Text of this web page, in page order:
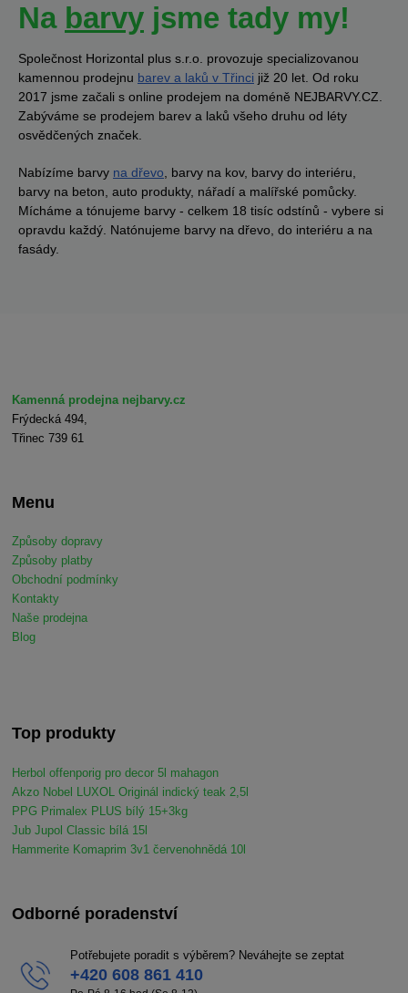
Na barvy jsme tady my!
Společnost Horizontal plus s.r.o. provozuje specializovanou
kamennou prodejnu barev a laků v Třinci již 20 let. Od roku
2017 jsme začali s online prodejem na doméně NEJBARVY.CZ.
Zabýváme se prodejem barev a laků všeho druhu od léty
osvědčených značek.
Nabízíme barvy na dřevo, barvy na kov, barvy do interiéru,
barvy na beton, auto produkty, nářadí a malířské pomůcky.
Mícháme a tónujeme barvy - celkem 18 tisíc odstínů - vybere si
opravdu každý. Natónujeme barvy na dřevo, do interiéru a na
fasády.
Kamenná prodejna nejbarvy.cz
Frýdecká 494,
Třinec 739 61
Menu
Způsoby dopravy
Způsoby platby
Obchodní podmínky
Kontakty
Naše prodejna
Blog
Top produkty
Herbol offenporig pro decor 5l mahagon
Akzo Nobel LUXOL Originál indický teak 2,5l
PPG Primalex PLUS bílý 15+3kg
Jub Jupol Classic bílá 15l
Hammerite Komaprim 3v1 červenohnědá 10l
Odborné poradenství
Potřebujete poradit s výběrem? Neváhejte se zeptat
+420 608 861 410